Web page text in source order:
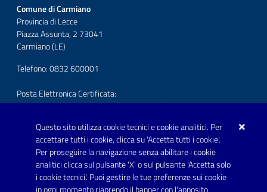
Questo sito utilizza cookie tecnici e cookie analitici. Per
accettare tutti i cookie, clicca su 'Accetta tutti i cookie'.
Per proseguire la navigazione senza abilitare i cookie
analitici clicca sul pulsante 'X' o sul pulsante 'Accetta solo
i cookie tecnici'. Puoi gestire le tue preferenze sui cookie
Comune di Carmiano
Provincia di Lecce
Piazza Assunta, 2 73041
Carmiano (LE)
Telefono: 0832 600001
Posta Elettronica Certificata:
protocollo.comunecarmiano@pec.rupar.puglia.it
URP - Ufficio Relazioni con il Pubblico
SEGUICI SU
Youtube